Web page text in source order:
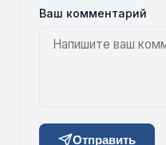
Ваш комментарий
Отправить